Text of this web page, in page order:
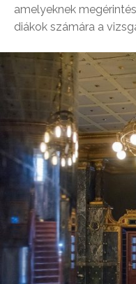
amelyeknek
diákok számára a